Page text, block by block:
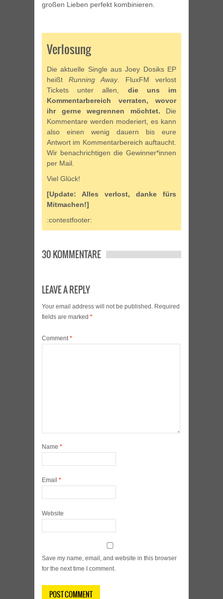
großen Lieben perfekt kombinieren.
Verlosung
Die aktuelle Single aus Joey Dosiks EP
heißt Running Away. FluxFM verlost
Tickets unter allen, die uns im
Kommentarbereich verraten, wovor
ihr gerne wegrennen möchtet. Die
Kommentare werden moderiert, es kann
also einen wenig dauern bis eure
Antwort im Kommentarbereich auftaucht.
Wir benachrichtigen die Gewinner*innen
per Mail.
Viel Glück!
[Update: Alles verlost, danke fürs
Mitmachen!]
:contestfooter:
30 KOMMENTARE
LEAVE A REPLY
Your email address will not be published. Required
fields are marked *
Comment*
Name *
Email *
Website
Save my name, email, and website in this browser
for the next time I comment.